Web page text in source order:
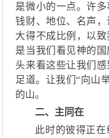
是微小的一点。许多
钱财、地位、名声 ，
大得不成比例，以致
是当我们看见神的
头来看这些让我们感
足道。 让我们“向山
的山。
二、主同在
此时的彼得正